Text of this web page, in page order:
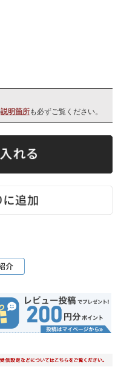
説明箇所も必ずご覧ください。